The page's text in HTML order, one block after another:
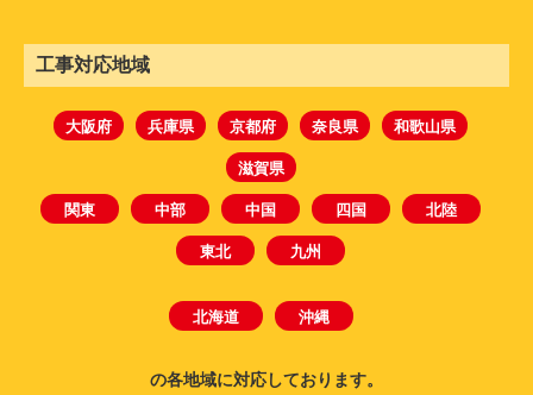
工事対応地域
大阪府 兵庫県 京都府 奈良県 和歌山県
滋賀県
関東 中部 中国 四国 北陸
東北 九州
北海道 沖縄
の各地域に対応しております。